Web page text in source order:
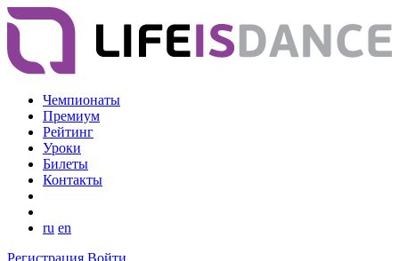
Чемпионаты
Премиум
Рейтинг
Уроки
Билеты
Контакты
ru en